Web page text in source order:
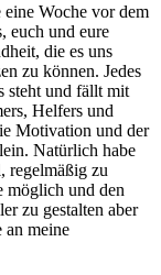
Woche vor dem
euch und eure
die es uns
zu können. Jedes
steht und fällt mit
Helfers und
Motivation und der
Natürlich habe
regelmäßig zu
möglich und den
zu gestalten aber
an meine